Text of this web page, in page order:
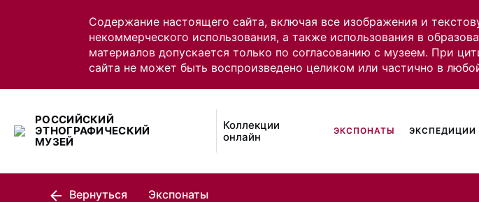
Содержание настоящего сайта, включая все изображения и
некоммерческого использования, а также использования в
материалов допускается только по согласованию с музеем. При
сайта не может быть воспроизведено целиком или частично в
РОССИЙСКИЙ
ЭТНОГРАФИЧЕСКИЙ
МУЗЕЙ
Коллекции
онлайн
ЭКСПОНАТЫ ЭКСПЕДИЦИИ
Вернуться Экспонаты